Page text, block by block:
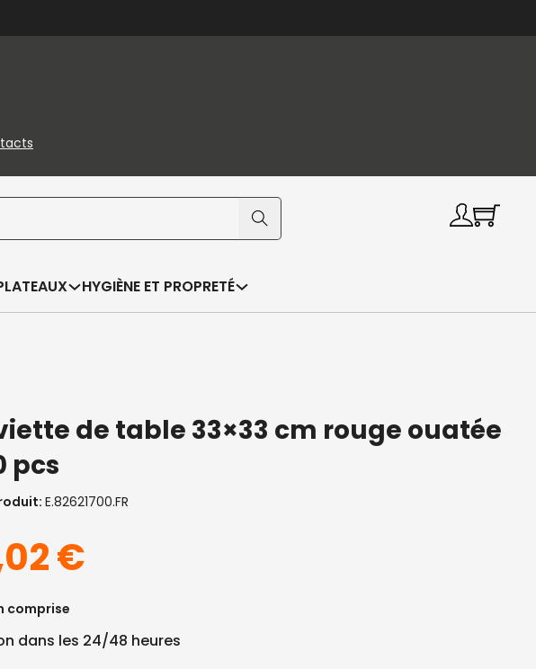
HYGIÈNE ET PROPRETÉ
de table 33×33 cm rouge ouatée
pcs
E.82621700.FR
€
comprise
dans les 24/48 heures